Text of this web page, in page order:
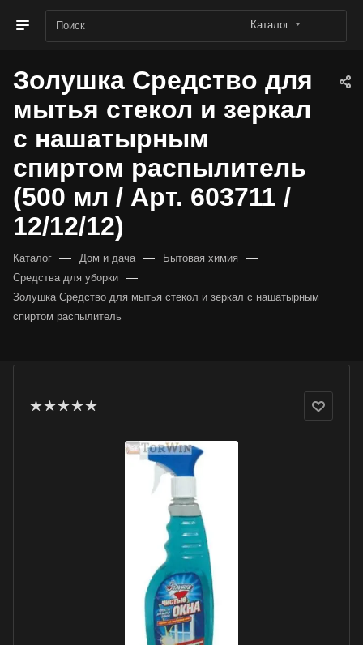
Каталог
Золушка Средство для
мытья стекол и зеркал
с нашатырным
спиртом распылитель
(500 мл / Арт. 603711 /
12/12/12)
Каталог — Дом и дача — Бытовая химия —
Средства для уборки —
Золушка Средство для мытья стекол и зеркал с нашатырным
спиртом распылитель